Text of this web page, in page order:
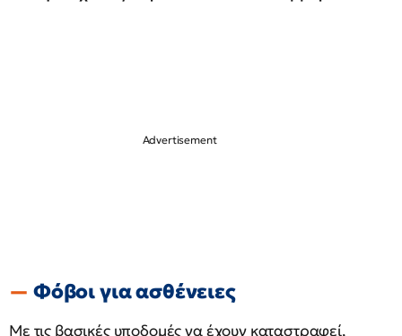
Φόβοι για ασθένειες
Με τις βασικές υποδομές να έχουν καταστραφεί,